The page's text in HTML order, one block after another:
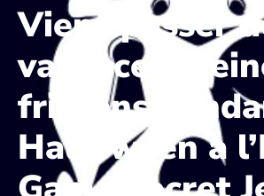
Viens passer
vacances
frissons
Halloween à